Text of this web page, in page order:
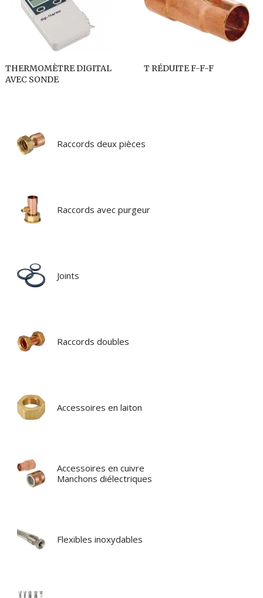
THERMOMÈTRE DIGITAL
AVEC SONDE
T RÉDUITE F-F-F
Raccords deux pièces
Raccords avec purgeur
Joints
Raccords doubles
Accessoires en laiton
Accessoires en cuivre
Manchons diélectriques
Flexibles inoxydables